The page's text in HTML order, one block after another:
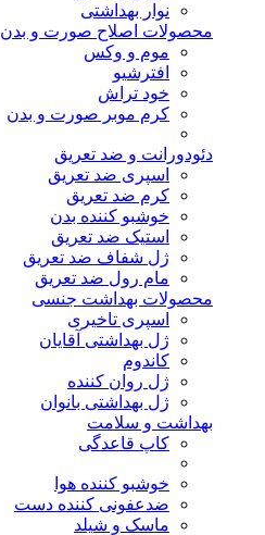
نوار بهداشتی
محصولات اصلاح صورت و بدن
موم و وکس
افترشیو
خود تراش
کرم موبر صورت و بدن
دئودورانت و ضد تعریق
اسپری ضد تعریق
کرم ضد تعریق
خوشبو کننده بدن
استیک ضد تعریق
ژل شفاف ضد تعریق
مام رول ضد تعریق
محصولات بهداشت جنسی
اسپری تاخیری
ژل بهداشتی آقایان
کاندوم
ژل روان کننده
ژل بهداشتی بانوان
بهداشت و سلامت
کاپ قاعدگی
خوشبو کننده هوا
ضدعفونی کننده دست
ماسک و شیلد